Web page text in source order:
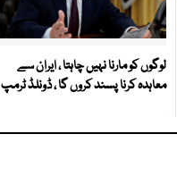
لوگوں کو مارنا نہیں چاہتا ، ایران سے
معاہدہ کرنا پسند کروں گا ، ڈونلڈ ٹرمپ